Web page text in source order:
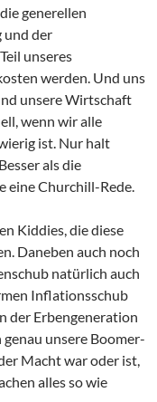
generellen
und der
unseres
werden. Und uns
unsere Wirtschaft
wenn wir alle
ist. Nur halt
als die
eine Churchill-Rede.
Kiddies, die diese
Daneben auch noch
natürlich auch
Inflationsschub
der Erbengeneration
genau unsere Boomer-
Macht war oder ist,
alles so wie